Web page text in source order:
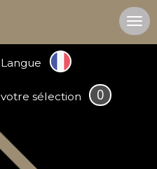
Langue
votre sélection 0